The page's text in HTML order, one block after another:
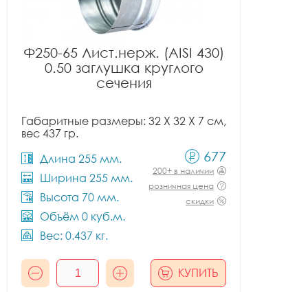
Ф250-65 Лист.нерж. (AISI 430)
0.50 заглушка круглого
сечения
Габаритные размеры: 32 X 32 X 7 см,
вес 437 гр.
Длина 255 мм.
Ширина 255 мм.
Высота 70 мм.
Объём 0 куб.м.
Вес: 0.437 кг.
677
200+ в наличии
розничная цена
скидки
КУПИТЬ